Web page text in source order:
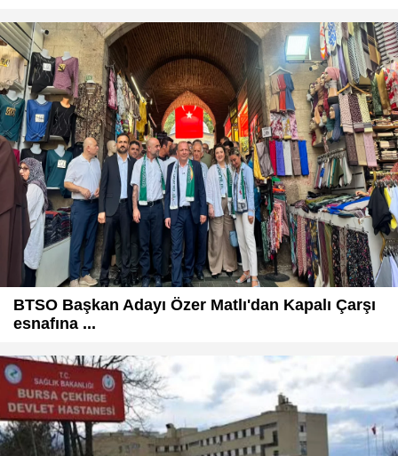
BTSO Başkan Adayı Özer Matlı'dan Kapalı Çarşı
esnafına ...